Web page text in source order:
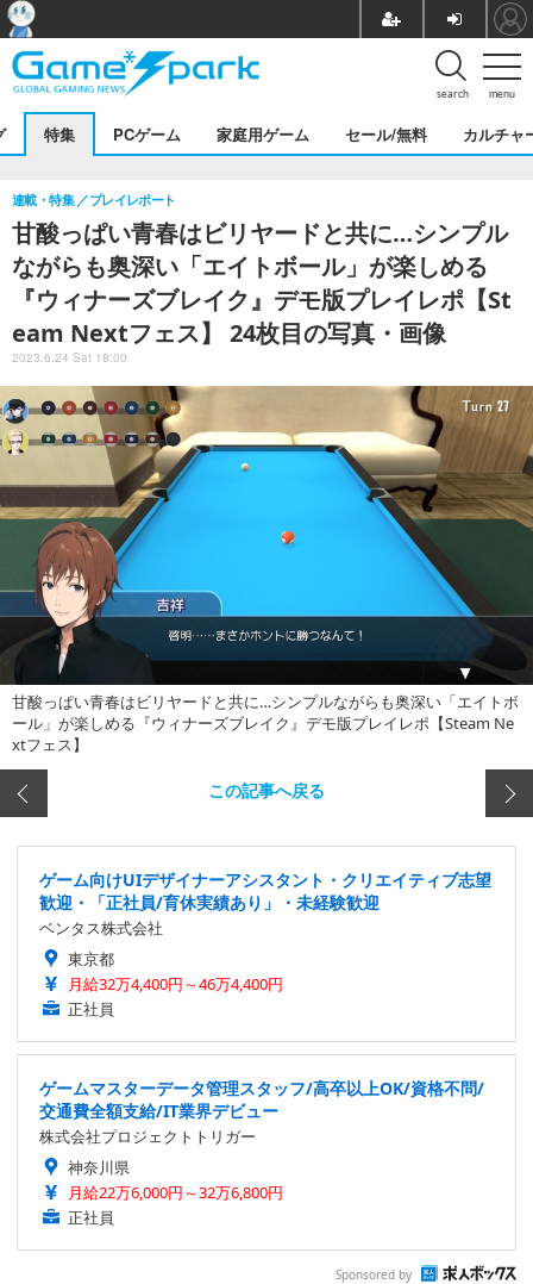
menu
search
特集 PCゲーム 家庭用ゲーム セール/無料 カルチャ
甘酸っぱい青春はビリヤードと共に…シンプル
ながらも奥深い「エイトボール」が楽しめる
『ウィナーズブレイク』デモ版プレイレポ【St
eam Nextフェス】 24枚目の写真・画像
連載・特集 プレイレポート
2023.6.24 Sat 18:00
甘酸っぱい青春はビリヤードと共に…シンプルながらも奥深い「エイトボ
ール」が楽しめる『ウィナーズブレイク』デモ版プレイレポ【Steam Ne
xtフェス】
この記事へ戻る
ゲーム向けUIデザイナーアシスタント・クリエイティブ志望
歓迎・「正社員/育休実績あり」・未経験歓迎
ベンタス株式会社
東京都
月給32万4,400円～46万4,400円
正社員
ゲームマスターデータ管理スタッフ/高卒以上OK/資格不問/
交通費全額支給/IT業界デビュー
株式会社プロジェクトトリガー
神奈川県
月給22万6,000円～32万6,800円
正社員
Sponsored by